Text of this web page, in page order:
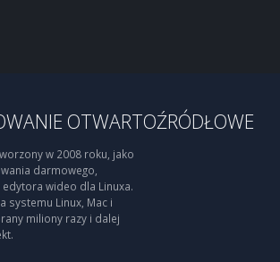
OTWARTOŹRÓDŁOWE
w 2008 roku, jako
darmowego,
wideo dla Linuxa.
systemu Linux, Mac i
miliony razy i dalej